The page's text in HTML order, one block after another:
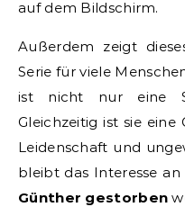
auf dem Bildschirm.
Außerdem zeigt
Serie für viele
ist nicht nur eine
Gleichzeitig ist sie
Leidenschaft und
bleibt das Interesse
Günther gestorben